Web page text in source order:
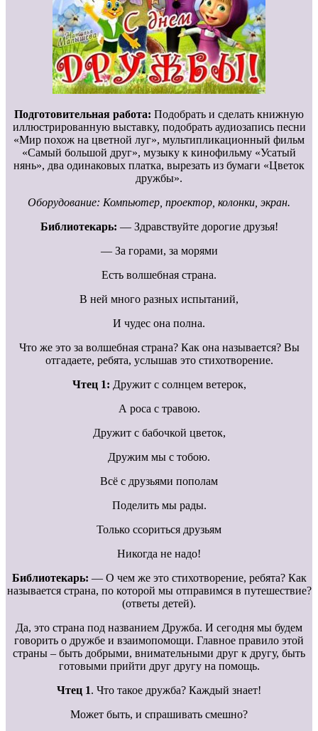
Подготовительная работа: Подобрать и сделать книжную
иллюстрированную выставку, подобрать аудиозапись песни
«Мир похож на цветной луг», мультипликационный фильм
«Самый большой друг», музыку к кинофильму «Усатый
нянь», два одинаковых платка, вырезать из бумаги «Цветок
дружбы».
Оборудование: Компьютер, проектор, колонки, экран.
Библиотекарь: — Здравствуйте дорогие друзья!
— За горами, за морями
Есть волшебная страна.
В ней много разных испытаний,
И чудес она полна.
Что же это за волшебная страна? Как она называется? Вы
отгадаете, ребята, услышав это стихотворение.
Чтец 1: Дружит с солнцем ветерок,
А роса с травою.
Дружит с бабочкой цветок,
Дружим мы с тобою.
Всё с друзьями пополам
Поделить мы рады.
Только ссориться друзьям
Никогда не надо!
Библиотекарь: — О чем же это стихотворение, ребята? Как
называется страна, по которой мы отправимся в путешествие?
(ответы детей).
Да, это страна под названием Дружба. И сегодня мы будем
говорить о дружбе и взаимопомощи. Главное правило этой
страны – быть добрыми, внимательными друг к другу, быть
готовыми прийти друг другу на помощь.
Чтец 1. Что такое дружба? Каждый знает!
Может быть, и спрашивать смешно?